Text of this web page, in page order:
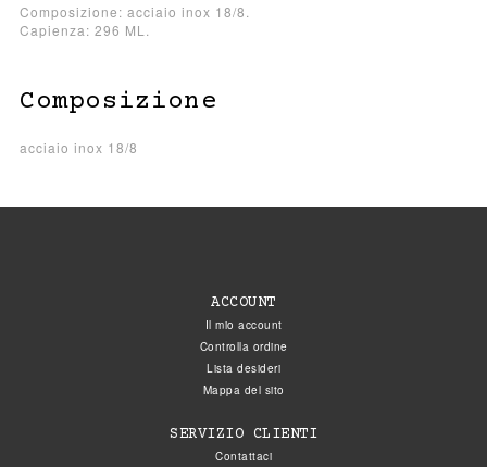
Composizione: acciaio inox 18/8.
Capienza: 296 ML.
Composizione
acciaio inox 18/8
ACCOUNT
Il mio account
Controlla ordine
Lista desideri
Mappa del sito
SERVIZIO CLIENTI
Contattaci